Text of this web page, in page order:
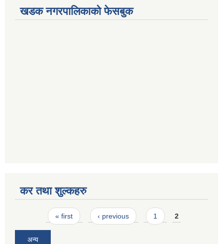
खडक नगरपालिकाको फेसबुक
कर तथा शुल्कहरु
Pages« first ‹ previous 1 2
अन्य